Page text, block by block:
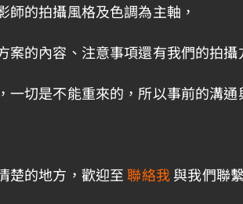
師的拍攝風格及色調為主軸，
案的內容、注意事項還有我們的拍
一切是不能重來的，所以事前的溝
楚的地方，歡迎至聯絡我與我們聯繫